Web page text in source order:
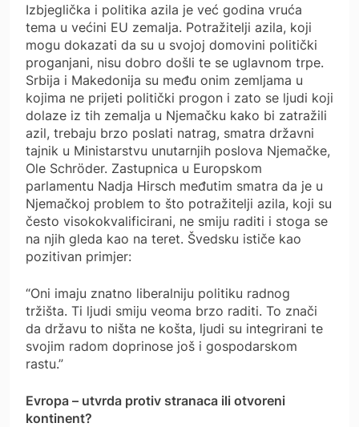
Izbjeglička i politika azila je već godina vruća
tema u većini EU zemalja. Potražitelji azila, koji
mogu dokazati da su u svojoj domovini politički
proganjani, nisu dobro došli te se uglavnom trpe.
Srbija i Makedonija su među onim zemljama u
kojima ne prijeti politički progon i zato se ljudi koji
dolaze iz tih zemalja u Njemačku kako bi zatražili
azil, trebaju brzo poslati natrag, smatra državni
tajnik u Ministarstvu unutarnjih poslova Njemačke,
Ole Schröder. Zastupnica u Europskom
parlamentu Nadja Hirsch međutim smatra da je u
Njemačkoj problem to što potražitelji azila, koji su
često visokokvalificirani, ne smiju raditi i stoga se
na njih gleda kao na teret. Švedsku ističe kao
pozitivan primjer:
“Oni imaju znatno liberalniju politiku radnog
tržišta. Ti ljudi smiju veoma brzo raditi. To znači
da državu to ništa ne košta, ljudi su integrirani te
svojim radom doprinose još i gospodarskom
rastu.”
Evropa – utvrda protiv stranaca ili otvoreni
kontinent?